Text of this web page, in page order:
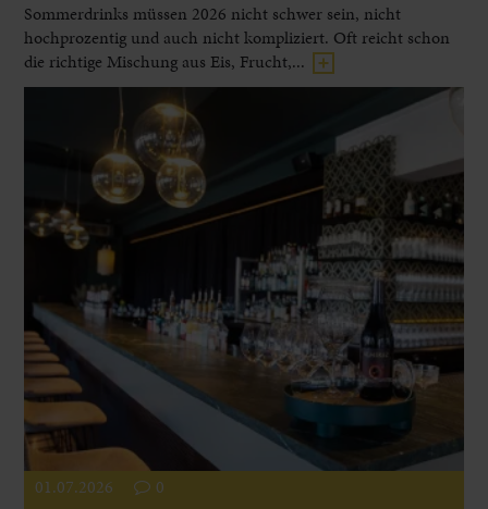
Sommerdrinks müssen 2026 nicht schwer sein, nicht
hochprozentig und auch nicht kompliziert. Oft reicht schon
die richtige Mischung aus Eis, Frucht,...
01.07.2026 0